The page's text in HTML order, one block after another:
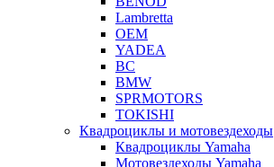
Lambretta
OEM
YADEA
BC
BMW
SPRMOTORS
TOKISHI
Квадроциклы и мотовездеходы
Квадроциклы Yamaha
Мотовездеходы Yamaha